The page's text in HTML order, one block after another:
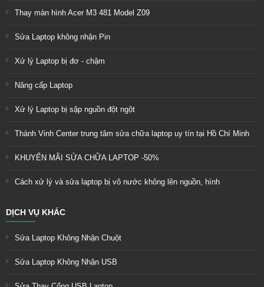
Thay màn hình Acer M3 481 Model Z09
Sửa Laptop không nhận Pin
Xử lý Laptop bị đơ - chậm
Nâng cấp Laptop
Xử lý Laptop bị sập nguồn đột ngột
Thành Vinh Center trung tâm sửa chữa laptop uy tín tại Hồ Chí Minh
KHUYẾN MÃI SỬA CHỮA LAPTOP -50%
Cách xử lý và sửa laptop bị vô nước không lên nguồn, hình
DỊCH VỤ KHÁC
Sửa Laptop Không Nhận Chuột
Sửa Laptop Không Nhận USB